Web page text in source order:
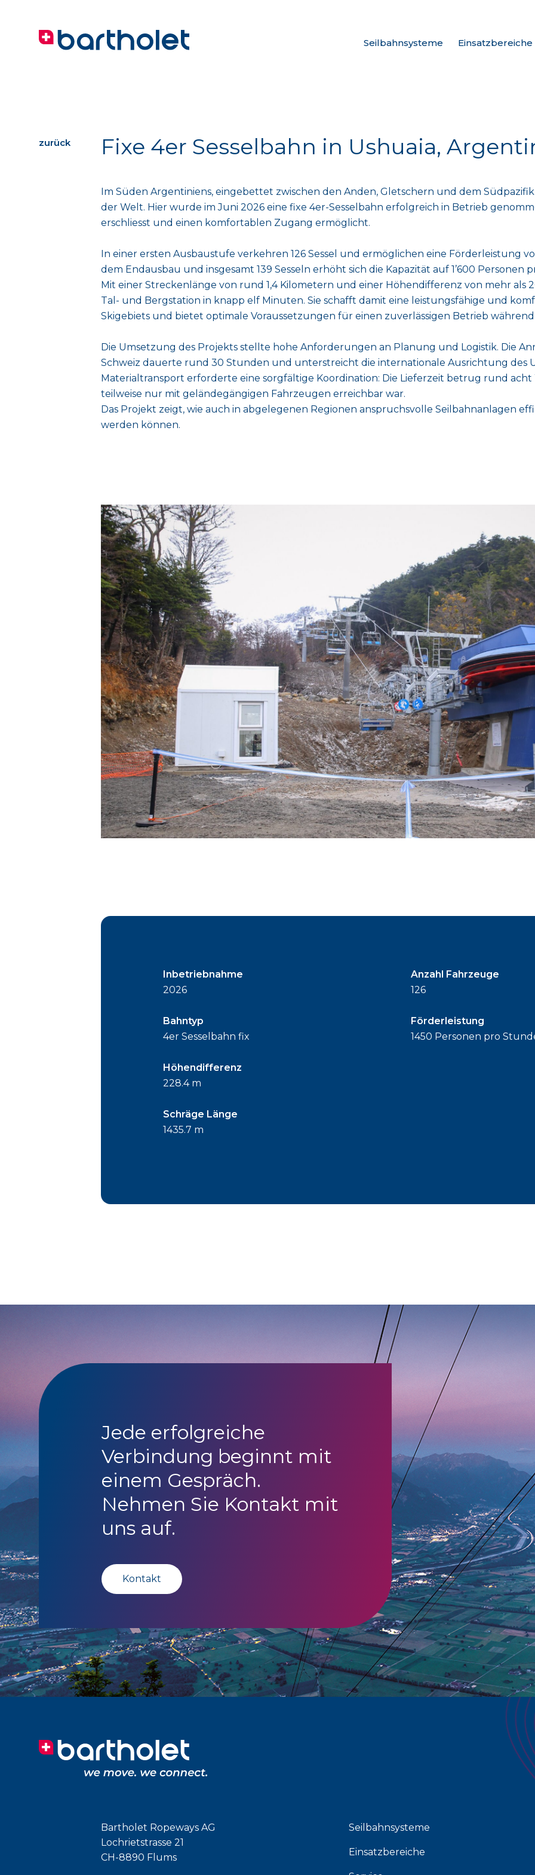
Seilbahnsysteme Einsatzbereiche
Fixe 4er Sesselbahn in Ushuaia,
Im Süden Argentiniens, eingebettet zwischen den Anden, Gletschern und dem
der Welt. Hier wurde im Juni 2026 eine fixe 4er-Sesselbahn erfolgreich in Betrieb
erschliesst und einen komfortablen Zugang ermöglicht.
In einer ersten Ausbaustufe verkehren 126 Sessel und ermöglichen eine Förderleistung
dem Endausbau und insgesamt 139 Sesseln erhöht sich die Kapazität auf 1’600 Personen
Mit einer Streckenlänge von rund 1,4 Kilometern und einer Höhendifferenz von mehr als
Tal- und Bergstation in knapp elf Minuten. Sie schafft damit eine leistungsfähige und
Skigebiets und bietet optimale Voraussetzungen für einen zuverlässigen Betrieb
Die Umsetzung des Projekts stellte hohe Anforderungen an Planung und Logistik. Die
Schweiz dauerte rund 30 Stunden und unterstreicht die internationale Ausrichtung des
Materialtransport erforderte eine sorgfältige Koordination: Die Lieferzeit betrug rund
teilweise nur mit geländegängigen Fahrzeugen erreichbar war.
Das Projekt zeigt, wie auch in abgelegenen Regionen anspruchsvolle Seilbahnanlagen
werden können.
zurück
Inbetriebnahme
2026
Bahntyp
4er Sesselbahn fix
Höhendifferenz
228.4 m
Schräge Länge
1435.7 m
Anzahl Fahrzeuge
126
Förderleistung
1450 Personen pro
Jede erfolgreiche
Verbindung beginnt mit
einem Gespräch.
Nehmen Sie Kontakt mit
uns auf.
Kontakt
Bartholet Ropeways AG
Lochrietstrasse 21
CH-8890 Flums
Seilbahnsysteme
Einsatzbereiche